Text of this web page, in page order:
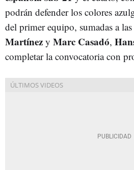
podrán defender los colores
del primer equipo, sumadas a
Martínez y Marc Casadó,
completar la convocatoria con